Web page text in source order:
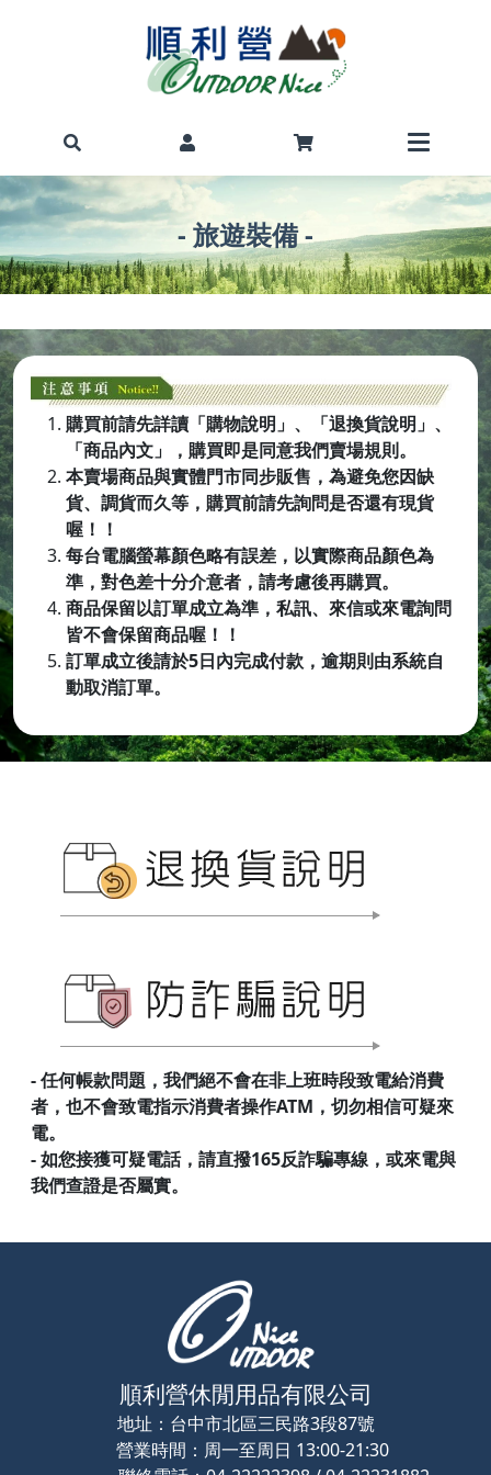
- 旅遊裝備 -
購買前請先詳讀「購物說明」、「退換貨說明」、
「商品內文」，購買即是同意我們賣場規則。
本賣場商品與實體門市同步販售，為避免您因缺
貨、調貨而久等，購買前請先詢問是否還有現貨
喔！！
每台電腦螢幕顏色略有誤差，以實際商品顏色為
準，對色差十分介意者，請考慮後再購買。
商品保留以訂單成立為準，私訊、來信或來電詢問
皆不會保留商品喔 ！！
訂單成立後請於5日內完成付款，逾期則由系統自
動取消訂單。
- 任何帳款問題，我們絕不會在非上班時段致電給消費
者，也不會致電指示消費者操作ATM，切勿相信可疑來
電。
- 如您接獲可疑電話，請直撥165反詐騙專線，或來電與
我們查證是否屬實。
順利營休閒用品有限公司
地址： 台中市北區三民路3段87號
營業時間： 周一至周日 13:00-21:30